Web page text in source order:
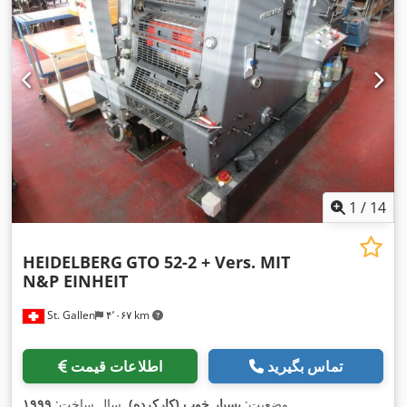
1 / 14
St. Gallen ۴٬۰۶۷ km
HEIDELBERG GTO 52-2 + Vers. MIT
N&P EINHEIT
اطلاعات قیمت تماس بگیرید